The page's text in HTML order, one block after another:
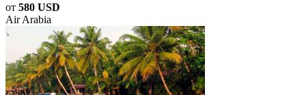
от 580 USD
Air Arabia